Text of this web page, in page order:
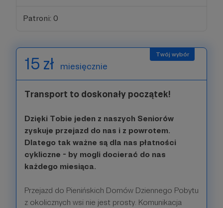
Patroni: 0
15 zł miesięcznie
Transport to doskonały początek!
Dzięki Tobie jeden z naszych Seniorów
zyskuje przejazd do nas i z powrotem.
Dlatego tak ważne są dla nas płatności
cykliczne - by mogli docierać do nas
każdego miesiąca.
Przejazd do Pienińskich Domów Dziennego Pobytu
z okolicznych wsi nie jest prosty. Komunikacja